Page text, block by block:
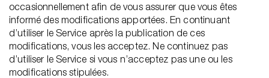
occasionnellement afin de vous assurer que vous êtes
informé des modifications apportées. En continuant
d’utiliser le Service après la publication de ces
modifications, vous les acceptez. Ne continuez pas
d’utiliser le Service si vous n’acceptez pas une ou les
modifications stipulées.